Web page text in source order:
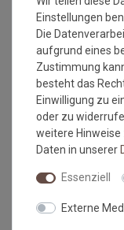
Waschtipps:
Matten, die nicht
mit einem
oder bei einer
auch, dass man
anderen
nicht mit Knicken
kein Materialfehler
Falls dies doch mal
nächsten Waschen
Einstellungen
Die
aufgrund eines
Zustimmung
besteht das
Einwilligung zu
oder zu
weitere
Daten in unserer
Essenziell
Externe